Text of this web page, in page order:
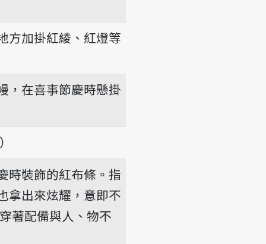
方加掛紅綾、紅燈等
，在喜事節慶時懸掛
時裝飾的紅布條。指
拿出來炫耀，意即不
著配備與人、物不